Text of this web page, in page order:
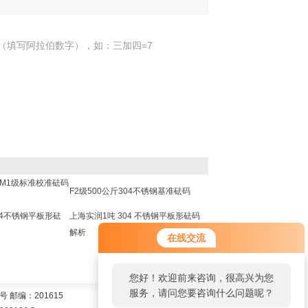
在线交流
您好！欢迎前来咨询，很高兴为您
服务，请问您要咨询什么问题呢？
填写阿拉伯数字），如：三加四=7
级标准校准砝码
F2级500公斤304不锈钢基准砝码
锈钢平板形砝
上海实润1吨 304 不锈钢平板形砝码
解析
邮编：201615